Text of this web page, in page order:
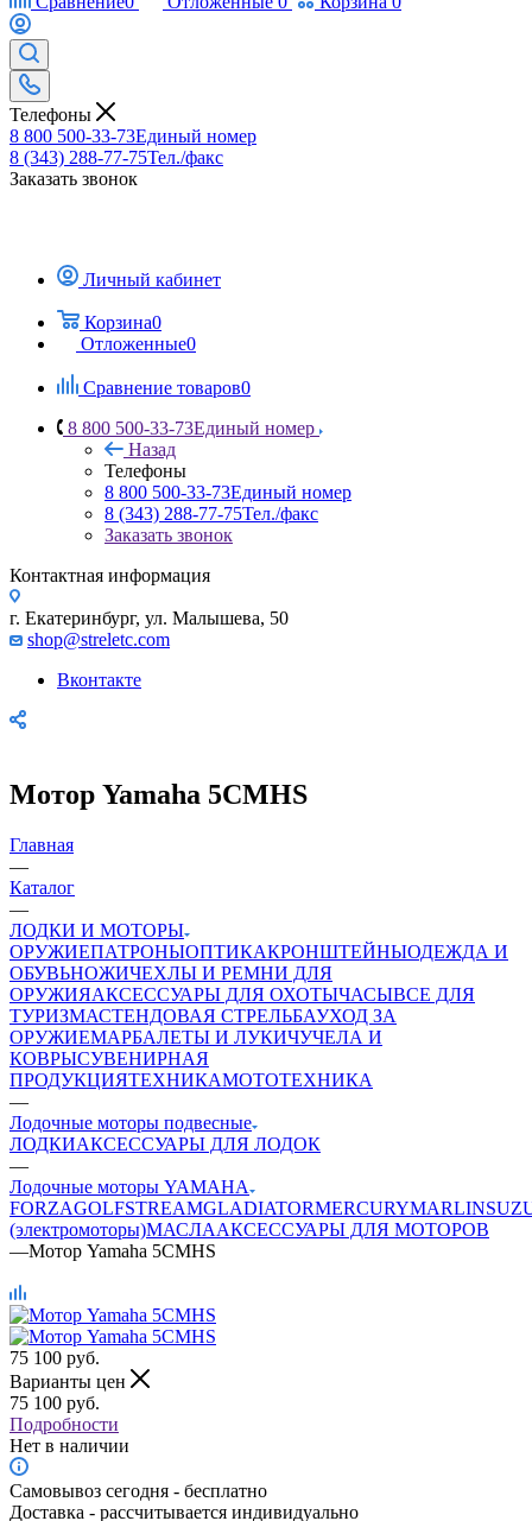
Телефоны
8 800 500-33-73Единый номер
8 (343) 288-77-75Тел./факс
Заказать звонок
Личный кабинет
Корзина0
Отложенные0
Сравнение товаров0
8 800 500-33-73Единый номер
Назад
Телефоны
8 800 500-33-73Единый номер
8 (343) 288-77-75Тел./факс
Заказать звонок
Контактная информация
г. Екатеринбург, ул. Малышева, 50
shop@streletc.com
Вконтакте
Мотор Yamaha 5CMHS
Главная
—
Каталог
—
ЛОДКИ И МОТОРЫ
ОРУЖИЕПАТРОНЫОПТИКАКРОНШТЕЙНЫОДЕЖДА И
ОБУВЬНОЖИЧЕХЛЫ И РЕМНИ ДЛЯ
ОРУЖИЯАКСЕССУАРЫ ДЛЯ ОХОТЫЧАСЫВСЕ ДЛЯ
ТУРИЗМАСТЕНДОВАЯ СТРЕЛЬБАУХОД ЗА
ОРУЖИЕМАРБАЛЕТЫ И ЛУКИЧУЧЕЛА И
КОВРЫСУВЕНИРНАЯ
ПРОДУКЦИЯТЕХНИКАМОТОТЕХНИКА
—
Лодочные моторы подвесные
ЛОДКИАКСЕССУАРЫ ДЛЯ ЛОДОК
—
Лодочные моторы YAMAHA
FORZAGOLFSTREAMGLADIATORMERCURYMARLIN
(электромоторы)МАСЛААКСЕССУАРЫ ДЛЯ МОТОРОВ
—Мотор Yamaha 5CMHS
75 100 руб.
Варианты цен
75 100 руб.
Подробности
Нет в наличии
Самовывоз сегодня - бесплатно
Доставка - рассчитывается индивидуально